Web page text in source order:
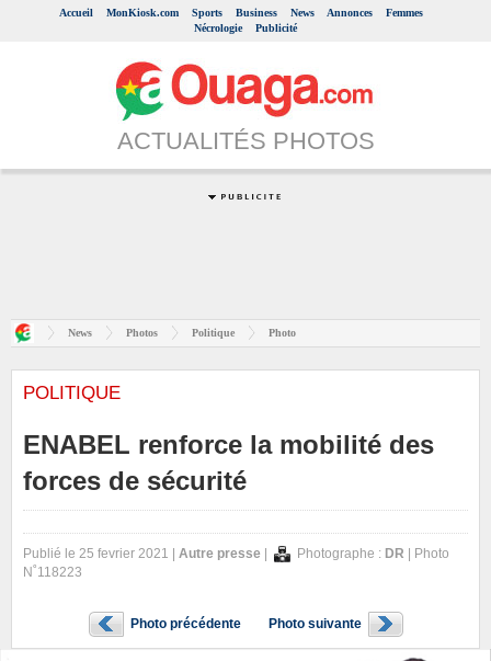
Accueil MonKiosk.com Sports Business News Annonces
Femmes
Nécrologie
Publicité
ACTUALITÉS PHOTOS
News Photos Politique Photo
POLITIQUE
ENABEL renforce la mobilité des
forces de sécurité
Publié le 25 fevrier 2021 | Autre presse Photographe : DR | Photo
N˚118223
Photo précédente Photo suivante